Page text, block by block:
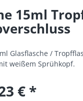
15ml
Glasflasche /
weißem Sprühkopf.
€ *